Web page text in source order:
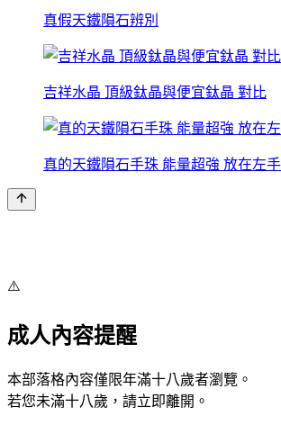
真假天鐵隕石辨別
吉祥水晶 頂級鈦晶與便宜鈦晶 對比
真的天鐵隕石手珠 能量超強 放在左
⚠️
成人內容提醒
本部落格內容僅限年滿十八歲者瀏覽。
若您未滿十八歲，請立即離開。